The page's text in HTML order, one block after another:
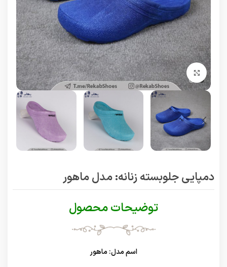
برای بزرگنمایی کلیک کنید
دمپایی جلوبسته زنانه: مدل ماهور
توضیحات محصول
اسم مدل: ماهور